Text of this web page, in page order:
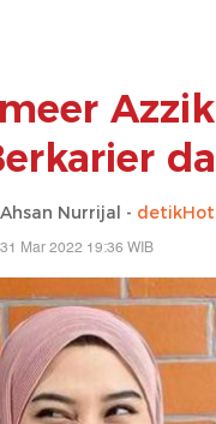
Nurrijal - detikHot
Mar 2022 19:36 WIB